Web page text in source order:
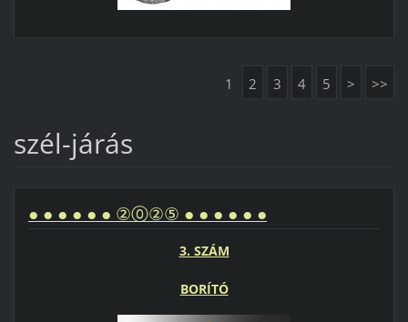
1 2 3 4 5 > >>
szél-járás
● ● ● ● ● ● ②⓪②⑤ ● ● ● ● ● ●
3. SZÁM
BORÍTÓ